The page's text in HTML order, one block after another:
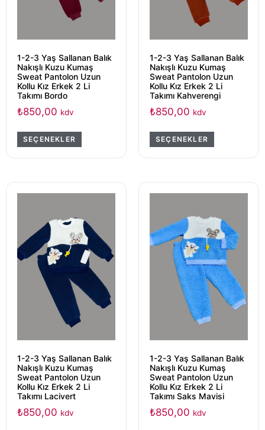
1-2-3 Yaş Sallanan Balık
Nakışlı Kuzu Kumaş
Sweat Pantolon Uzun
Kollu Kız Erkek 2 Li
Takımı Bordo
₺850,00 kdv
SEÇENEKLER
1-2-3 Yaş Sallanan Balık
Nakışlı Kuzu Kumaş
Sweat Pantolon Uzun
Kollu Kız Erkek 2 Li
Takımı Kahverengi
₺850,00 kdv
SEÇENEKLER
1-2-3 Yaş Sallanan Balık
Nakışlı Kuzu Kumaş
Sweat Pantolon Uzun
Kollu Kız Erkek 2 Li
Takımı Lacivert
₺850,00 kdv
1-2-3 Yaş Sallanan Balık
Nakışlı Kuzu Kumaş
Sweat Pantolon Uzun
Kollu Kız Erkek 2 Li
Takımı Saks Mavisi
₺850,00 kdv